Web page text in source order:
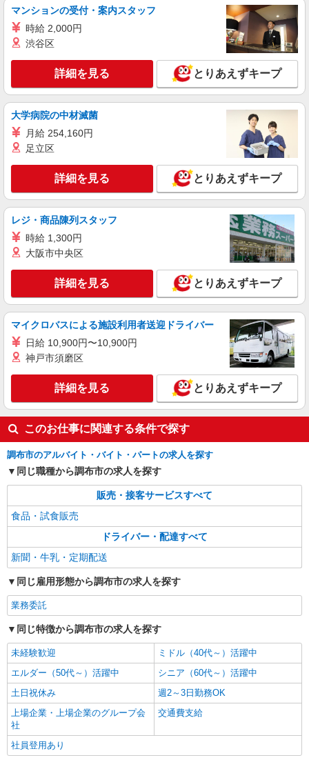
マンションの受付・案内スタッフ
時給 2,000円
渋谷区
詳細を見る とりあえずキープ
大学病院の中材滅菌
月給 254,160円
足立区
詳細を見る とりあえずキープ
レジ・商品陳列スタッフ
時給 1,300円
大阪市中央区
詳細を見る とりあえずキープ
マイクロバスによる施設利用者送迎ドライバー
日給 10,900円〜10,900円
神戸市須磨区
詳細を見る とりあえずキープ
このお仕事に関連する条件で探す
調布市のアルバイト・バイト・パートの求人を探す
同じ職種から調布市の求人を探す
販売・接客サービスすべて
食品・試食販売
ドライバー・配達すべて
新聞・牛乳・定期配送
同じ雇用形態から調布市の求人を探す
業務委託
同じ特徴から調布市の求人を探す
未経験歓迎
ミドル（40代～）活躍中
エルダー（50代～）活躍中
シニア（60代～）活躍中
土日祝休み
週2～3日勤務OK
上場企業・上場企業のグループ会
社
交通費支給
社員登用あり